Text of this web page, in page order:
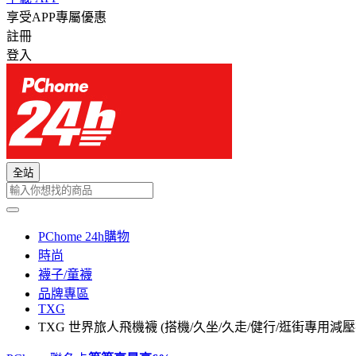
享受APP專屬優惠
註冊
登入
全站
PChome 24h購物
時尚
襪子/童襪
品牌專區
TXG
TXG 世界旅人飛機襪 (搭機/久坐/久走/健行/逛街專用減